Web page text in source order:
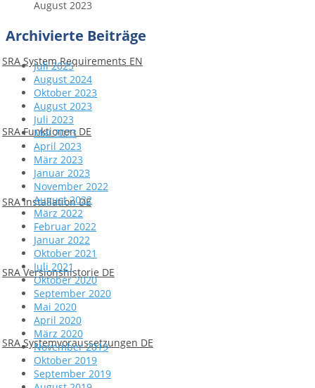
SRA System Requirements EN
SRA Funktionen DE
SRA Installation DE
SRA Versionshistorie DE
SRA Systemvoraussetzungen DE
August 2023
Archivierte Beiträge
Juli 2025
August 2024
Oktober 2023
August 2023
Juli 2023
Mai 2023
April 2023
März 2023
Januar 2023
November 2022
August 2022
März 2022
Februar 2022
Januar 2022
Oktober 2021
Juli 2021
Oktober 2020
September 2020
Mai 2020
April 2020
März 2020
November 2019
Oktober 2019
September 2019